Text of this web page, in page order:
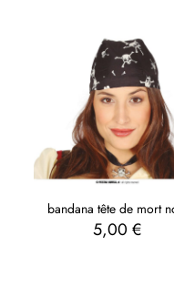
bandana tête de mort
5,00 €